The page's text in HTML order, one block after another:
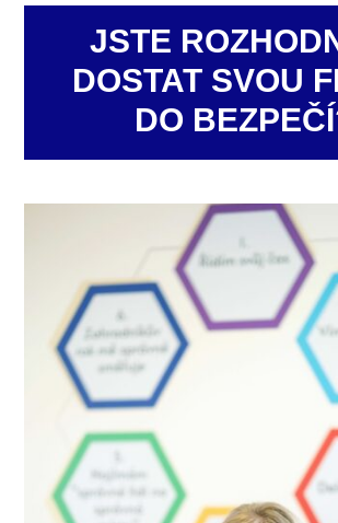
JSTE
DOSTAT SVOU
DO